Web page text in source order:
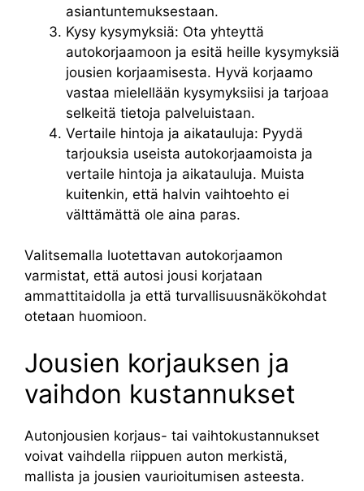
asiantuntemuksestaan.
Kysy kysymyksiä: Ota yhteyttä
autokorjaamoon ja esitä heille kysymyksiä
jousien korjaamisesta. Hyvä korjaamo
vastaa mielellään kysymyksiisi ja tarjoaa
selkeitä tietoja palveluistaan.
Vertaile hintoja ja aikatauluja: Pyydä
tarjouksia useista autokorjaamoista ja
vertaile hintoja ja aikatauluja. Muista
kuitenkin, että halvin vaihtoehto ei
välttämättä ole aina paras.
Valitsemalla luotettavan autokorjaamon
varmistat, että autosi jousi korjataan
ammattitaidolla ja että turvallisuusnäkökohdat
otetaan huomioon.
Jousien korjauksen ja
vaihdon kustannukset
Autonjousien korjaus- tai vaihtokustannukset
voivat vaihdella riippuen auton merkistä,
mallista ja jousien vaurioitumisen asteesta.